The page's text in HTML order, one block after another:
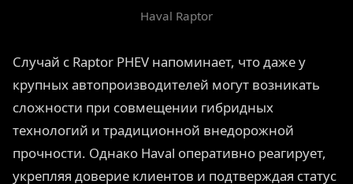
Haval Raptor
Случай с Raptor PHEV напоминает, что даже у
крупных автопроизводителей могут возникать
сложности при совмещении гибридных
технологий и традиционной внедорожной
прочности. Однако Haval оперативно реагирует,
укрепляя доверие клиентов и подтверждая статус